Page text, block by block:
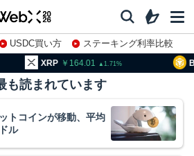
USDC買い方
ステーキング利率比較
164.01 1.71 BNB
も読まれています
トコインが移動、平均
ル